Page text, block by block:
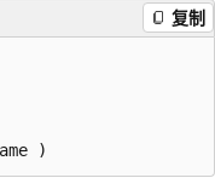
复制